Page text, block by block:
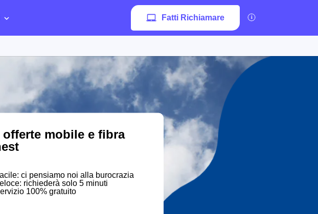
Fatti Richiamare